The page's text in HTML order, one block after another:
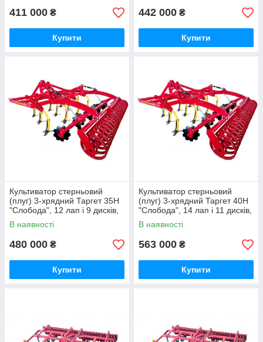
411 000 ₴
Купити
442 000 ₴
Купити
Культиватор стерньовий
(плуг) 3-хрядний Таргет 35Н
"Слобода", 12 лап і 9 дисків,
ширина 3,5 м
В наявності
480 000 ₴
Купити
Культиватор стерньовий
(плуг) 3-хрядний Таргет 40Н
"Слобода", 14 лап і 11 дисків,
ширина 4 м
В наявності
563 000 ₴
Купити